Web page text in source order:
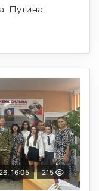
Путина.
16:05 215